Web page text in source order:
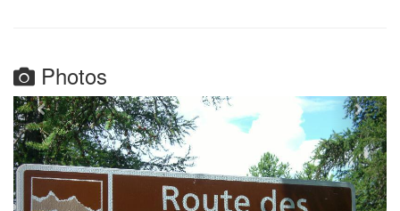
Photos